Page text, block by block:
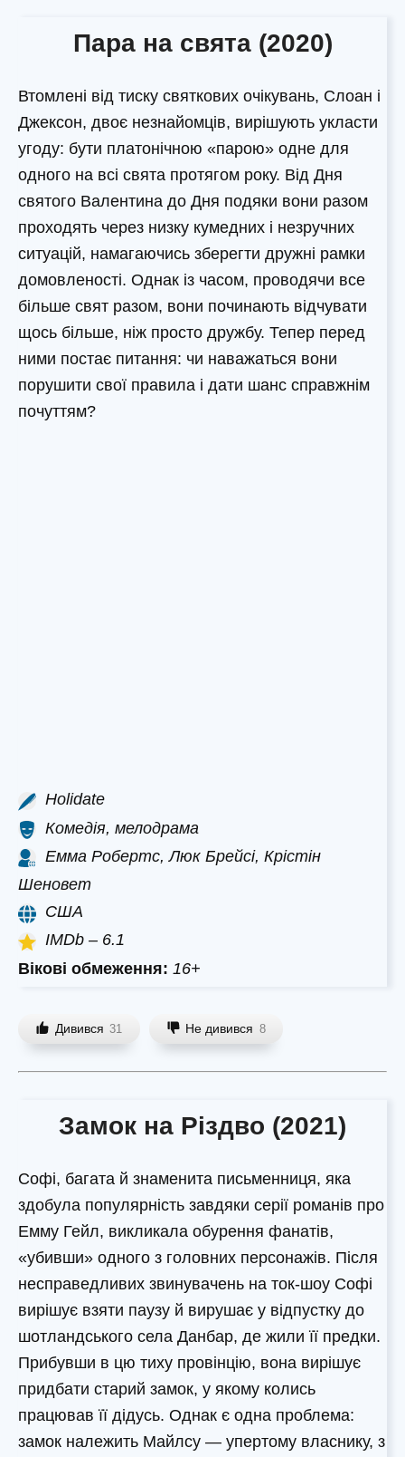
Пара на свята (2020)
Втомлені від тиску святкових очікувань, Слоан і
Джексон, двоє незнайомців, вирішують укласти
угоду: бути платонічною «парою» одне для
одного на всі свята протягом року. Від Дня
святого Валентина до Дня подяки вони разом
проходять через низку кумедних і незручних
ситуацій, намагаючись зберегти дружні рамки
домовленості. Однак із часом, проводячи все
більше свят разом, вони починають відчувати
щось більше, ніж просто дружбу. Тепер перед
ними постає питання: чи наважаться вони
порушити свої правила і дати шанс справжнім
почуттям?
Holidate
Комедія, мелодрама
Емма Робертс, Люк Брейсі, Крістін
Шеновет
США
IMDb – 6.1
Вікові обмеження: 16+
Дивився 31 Не дивився 8
Замок на Різдво (2021)
Софі, багата й знаменита письменниця, яка
здобула популярність завдяки серії романів про
Емму Гейл, викликала обурення фанатів,
«убивши» одного з головних персонажів. Після
несправедливих звинувачень на ток-шоу Софі
вирішує взяти паузу й вирушає у відпустку до
шотландського села Данбар, де жили її предки.
Прибувши в цю тиху провінцію, вона вирішує
придбати старий замок, у якому колись
працював її дідусь. Однак є одна проблема:
замок належить Майлсу — упертому власнику, з